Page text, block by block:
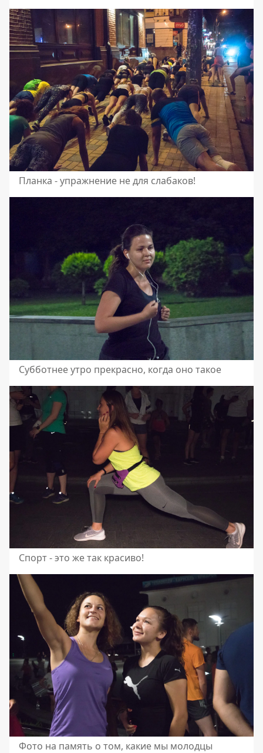
Планка - упражнение не для слабаков!
Субботнее утро прекрасно, когда оно такое
Спорт - это же так красиво!
Фото на память о том, какие мы молодцы